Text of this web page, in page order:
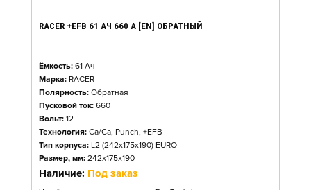
RACER +EFB 61 АЧ 660 А [EN] ОБРАТНЫЙ
Ёмкость: 61 Ач
Марка: RACER
Полярность: Обратная
Пусковой ток: 660
Вольт: 12
Технология: Ca/Ca, Punch, +EFB
Тип корпуса: L2 (242x175x190) EURO
Размер, мм: 242x175x190
Наличие: Под заказ